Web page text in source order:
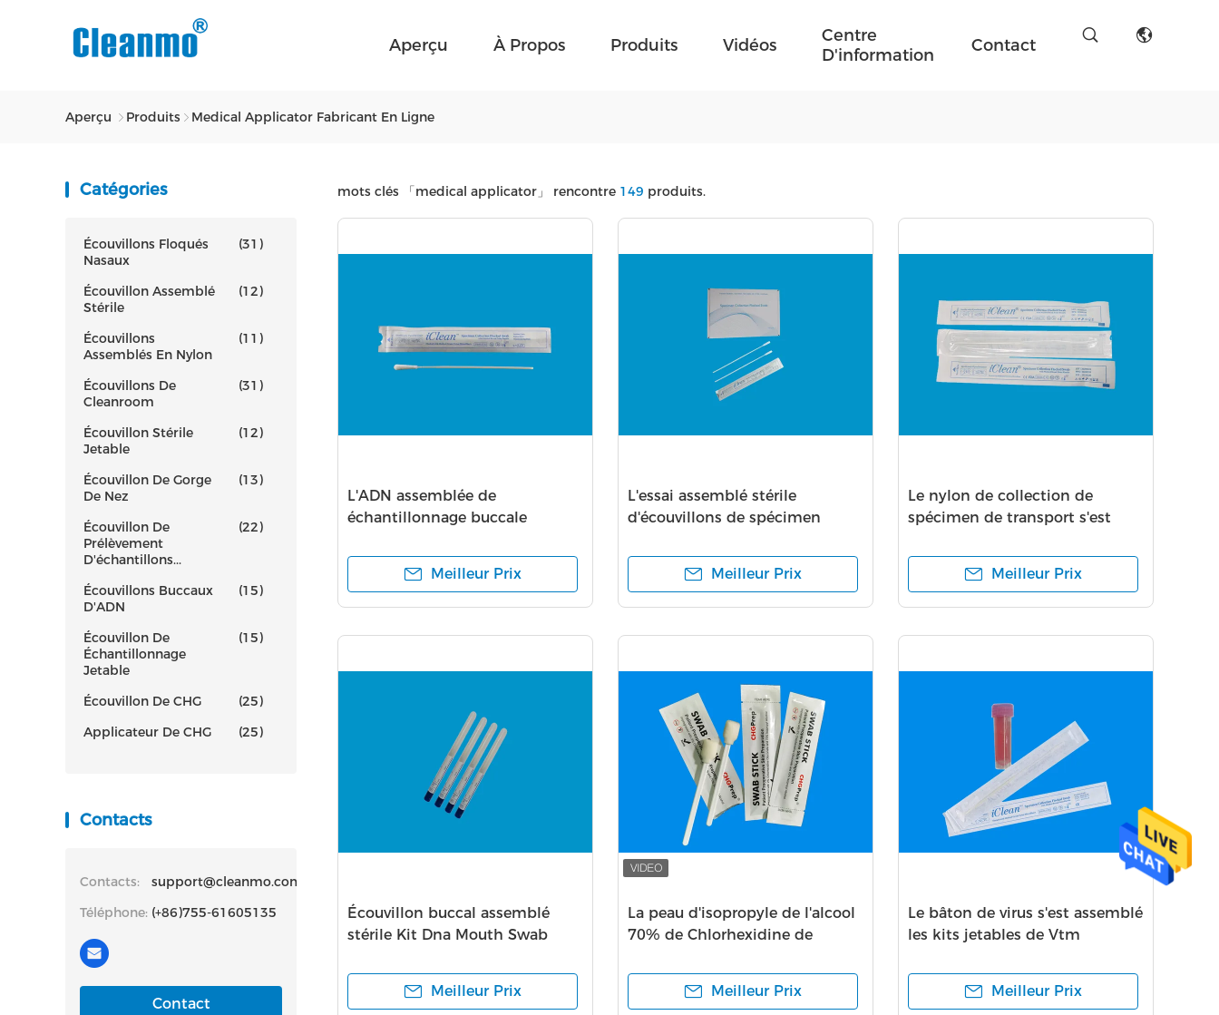
Aperçu À Propos Produits Vidéos
Centre
D'information
Contact
Aperçu Produits Medical Applicator Fabricant En Ligne
Catégories
Écouvillons Floqués
Nasaux
(31)
Écouvillon Assemblé
Stérile
(12)
Écouvillons
Assemblés En Nylon
(11)
Écouvillons De
Cleanroom
(31)
Écouvillon Stérile
Jetable
(12)
Écouvillon De Gorge
De Nez
(13)
Écouvillon De
Prélèvement
D'échantillons...
(22)
Écouvillons Buccaux
D'ADN
(15)
Écouvillon De
Échantillonnage
Jetable
(15)
Écouvillon De CHG
(25)
Applicateur De CHG
(25)
Contacts
Contacts:
support@cleanmo.com
Téléphone: (+86)755-61605135
Contact
mots clés 「medical applicator」 rencontre 149 produits.
L'ADN assemblée de
échantillonnage buccale
assemblée le TIP CM-FS916 des
écouvillons 6MM
Meilleur Prix
L'essai assemblé stérile
d'écouvillons de spécimen
écouvillons nasaux et de gorge
Meilleur Prix
Le nylon de collection de
spécimen de transport s'est
de transport d'écouvillons
Meilleur Prix
Écouvillon buccal assemblé
stérile Kit Dna Mouth Swab
le tube
Meilleur Prix
La peau d'isopropyle de l'alcool
70% de Chlorhexidine de
désinfectent des écouvillons de
nettoyage d'astuce de mousse
Meilleur Prix
Le bâton de virus s'est assemblé
les kits jetables de Vtm
l'écouvillon nasal
Meilleur Prix